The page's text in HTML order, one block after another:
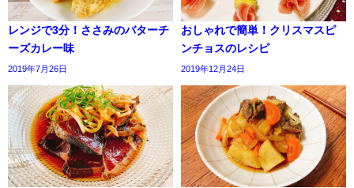
レンジで3分！ささみのバターチ
ーズカレー味
2019年7月26日
おしゃれで簡単！クリスマスピ
ンチョスのレシピ
2019年12月24日